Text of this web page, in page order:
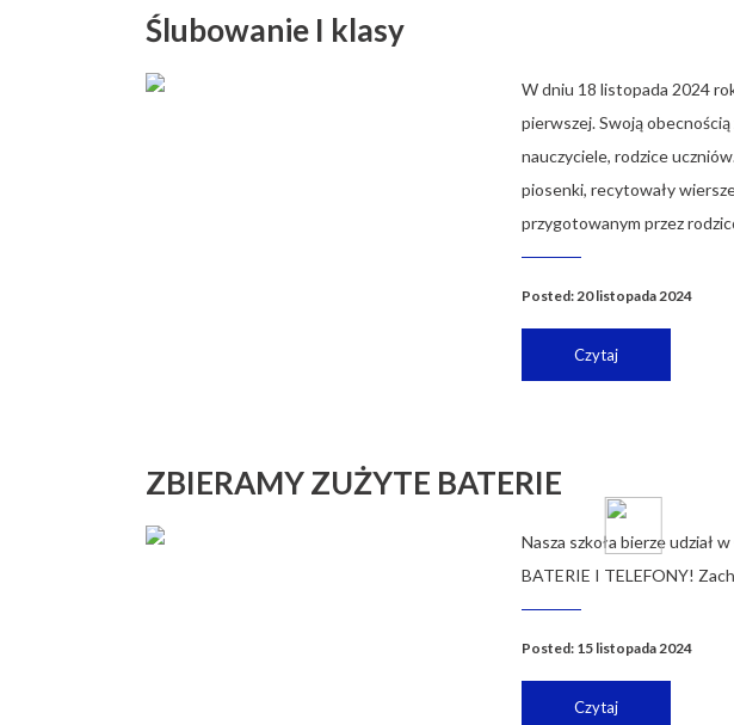
Ślubowanie I klasy
W dniu 18 listopada 2024
pierwszej. Swoją obecnością
nauczyciele, rodzice
piosenki, recytowały
przygotowanym przez
Posted: 20 listopada 2024
Czytaj
ZBIERAMY ZUŻYTE BATERIE
Nasza szkoła bierze udział
BATERIE I TELEFONY!
Posted: 15 listopada 2024
Czytaj